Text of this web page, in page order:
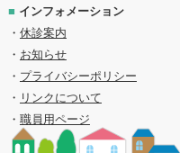
■ インフォメーション
・ 休診案内
・ お知らせ
・ プライバシーポリシー
・ リンクについて
・ 職員用ページ